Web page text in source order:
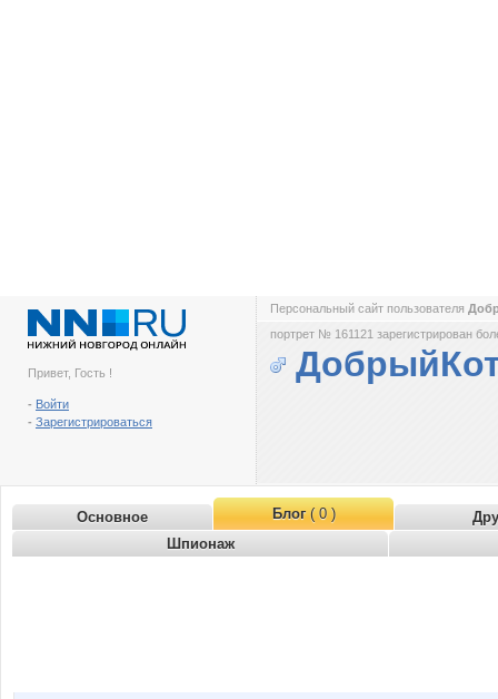
Привет, Гость !
- Войти
- Зарегистрироваться
Персональный сайт пользователя
портрет № 161121 зарегистрирован
Основное Блог( 0 )
Шпионаж